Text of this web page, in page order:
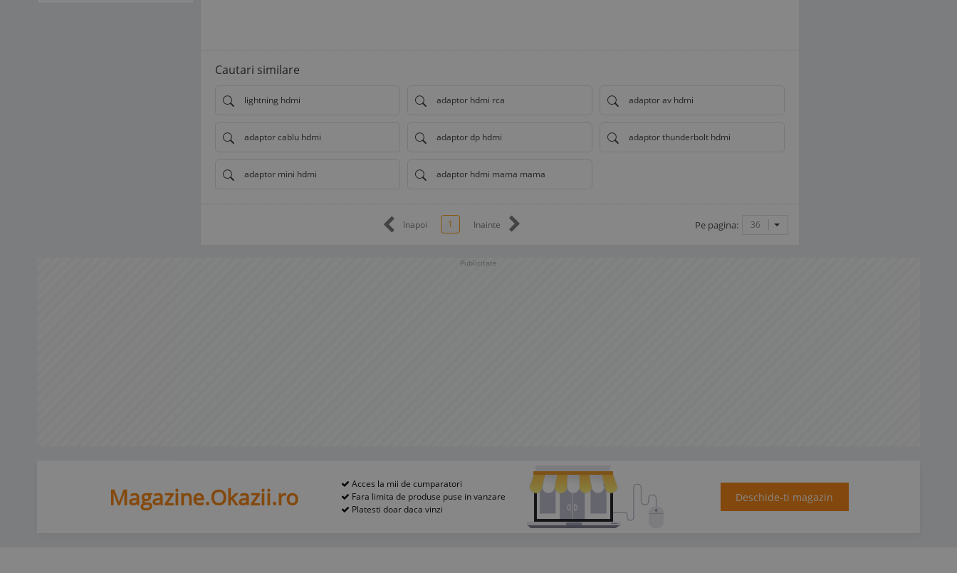
Cautari similare
lightning hdmi adaptor hdmi rca adaptor av hdmi
adaptor cablu hdmi adaptor dp hdmi adaptor thunderbolt hdmi
adaptor mini hdmi adaptor hdmi mama mama
Inapoi 1 Inainte Pe pagina: 36
Publicitate
Magazine.Okazii.ro
Acces la mii de cumparatori
Fara limita de produse puse in vanzare
Platesti doar daca vinzi
Deschide-ti magazin